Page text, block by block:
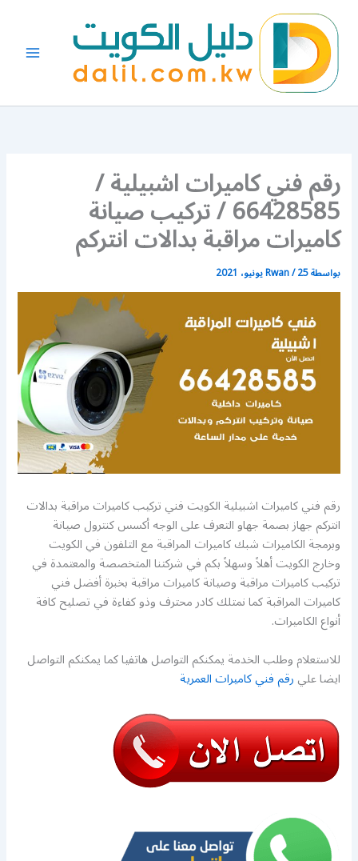
المحتوى
رقم فني كاميرات اشبيلية /
66428585 / تركيب صيانة
كاميرات مراقبة بدالات انتركم
بواسطة Rwan/25 يونيو، 2021
رقم فني كاميرات اشبيلية الكويت فني تركيب كاميرات مراقبة بدالات
انتركم جهاز بصمة جهاو التعرف على الوجه أكسس كنترول صيانة
وبرمجة الكاميرات شبك كاميرات المراقبة مع التلفون في الكويت
وخارج الكويت أهلاً وسهلاً بكم في شركتنا المتخصصة والمعتمدة في
تركيب كاميرات مراقبة وصيانة كاميرات مراقبة بخبرة أفضل فني
كاميرات المراقبة كما نمتلك كادر محترف وذو كفاءة في تصليح كافة
أنواع الكاميرات.
للاستعلام وطلب الخدمة يمكنكم التواصل هاتفيا كما يمكنكم التواصل
ايضا عليرقم فني كاميرات العمرية